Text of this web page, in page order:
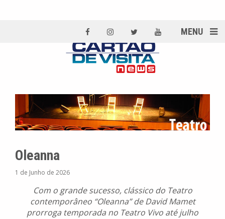
MENU
Oleanna
1 de Junho de 2026
Com o grande sucesso, clássico do Teatro
contemporâneo “Oleanna” de David Mamet
prorroga temporada no Teatro Vivo até julho